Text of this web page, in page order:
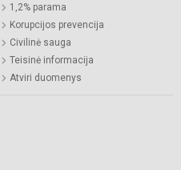
1,2% parama
Korupcijos prevencija
Civilinė sauga
Teisinė informacija
Atviri duomenys